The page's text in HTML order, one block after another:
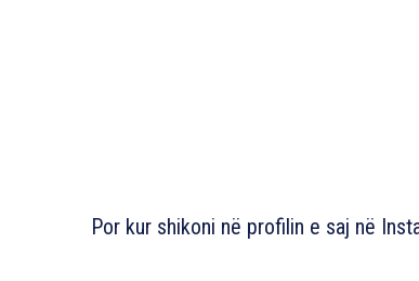
Por kur shikoni në profilin e saj në